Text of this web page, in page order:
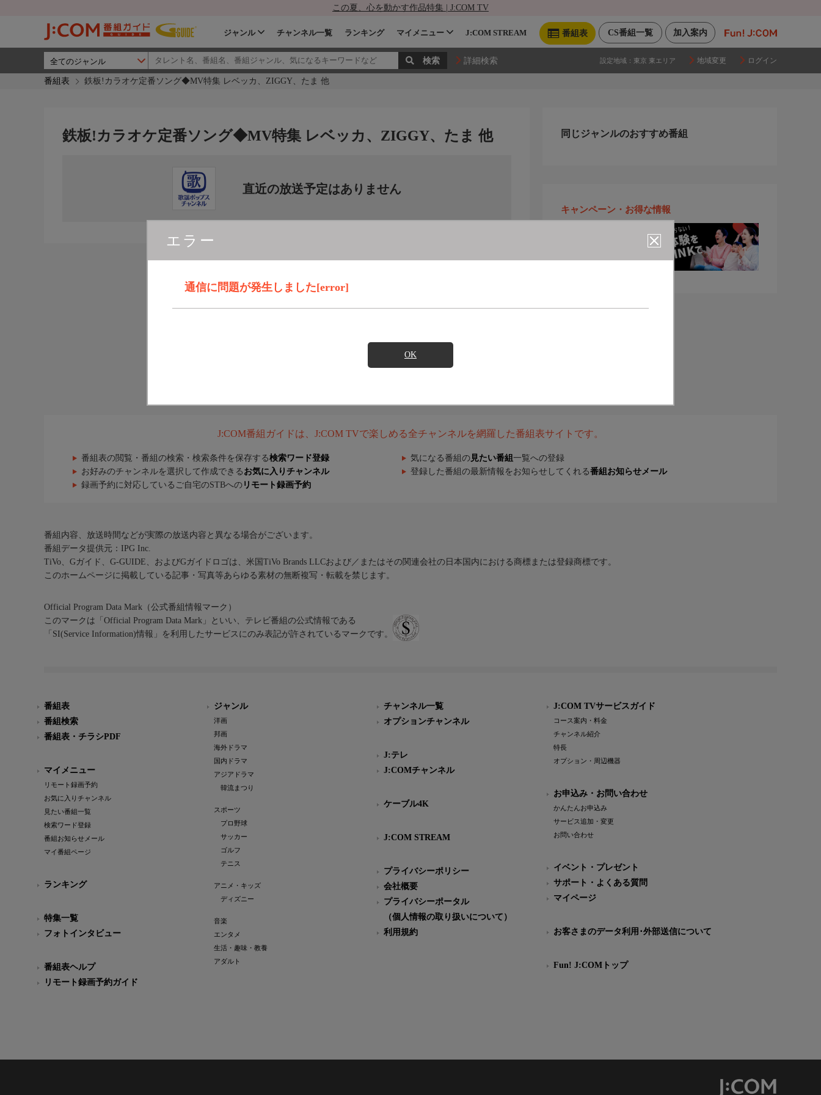
この夏、心を動かす作品特集 | J:COM TV
加入案内
CS番組一覧
番組表
ジャンル チャンネル一覧 ランキング マイメニュー J:COM STREAM
詳細検索 設定地域： 東京 東エリア 地域変更 ログイン
番組表 鉄板!カラオケ定番ソング◆MV特集 レベッカ、ZIGGY、たま 他
エラー
通信に問題が発生しました[error]
OK
鉄板!カラオケ定番ソング◆MV特集 レベッカ、ZIGGY、たま 他
直近の放送予定はありません
同じジャンルのおすすめ番組
キャンペーン・お得な情報
J:COM番組ガイドは、J:COM TVで楽しめる全チャンネルを網羅した番組表サイトです。
番組表の閲覧・番組の検索・検索条件を保存する検索ワード登録 気になる番組の 見たい番組 一覧への登録
お好みのチャンネルを選択して作成できる お気に入りチャンネル 登録した番組の最新情報をお知らせしてくれる番組お知らせメール
録画予約に対応しているご自宅のSTBへの リモート録画予約
番組内容、放送時間などが実際の放送内容と異なる場合がございます。
番組データ提供元：IPG Inc.
TiVo、Gガイド、G-GUIDE、およびGガイドロゴは、米国TiVo Brands LLCおよび／またはその関連会社の日本国内における商標または登録商標です。
このホームページに掲載している記事・写真等あらゆる素材の無断複写・転載を禁じます。
Official Program Data Mark（公式番組情報マーク）
このマークは「Official Program Data Mark」といい、テレビ番組の公式情報である
「SI(Service Information)情報」を利用したサービスにのみ表記が許されているマークです。
番組表
番組検索
番組表・チラシPDF
マイメニュー
リモート録画予約
お気に入りチャンネル
見たい番組一覧
検索ワード登録
番組お知らせメール
マイ番組ページ
ランキング
特集一覧
フォトインタビュー
番組表ヘルプ
リモート録画予約ガイド
ジャンル
洋画
邦画
海外ドラマ
国内ドラマ
アジアドラマ
韓流まつり
スポーツ
プロ野球
サッカー
ゴルフ
テニス
アニメ・キッズ
ディズニー
音楽
エンタメ
生活・趣味・教養
アダルト
チャンネル一覧
オプションチャンネル
J:テレ
J:COMチャンネル
ケーブル4K
J:COM STREAM
プライバシーポリシー
会社概要
プライバシーポータル
（個人情報の取り扱いについて）
利用規約
J:COM TVサービスガイド
コース案内・料金
チャンネル紹介
特長
オプション・周辺機器
お申込み・お問い合わせ
かんたんお申込み
サービス追加・変更
お問い合わせ
イベント・プレゼント
サポート・よくある質問
マイページ
お客さまのデータ利用･外部送信について
Fun! J:COMトップ